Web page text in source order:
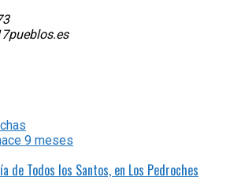
9 meses
de Todos los Santos, en Los Pedroches